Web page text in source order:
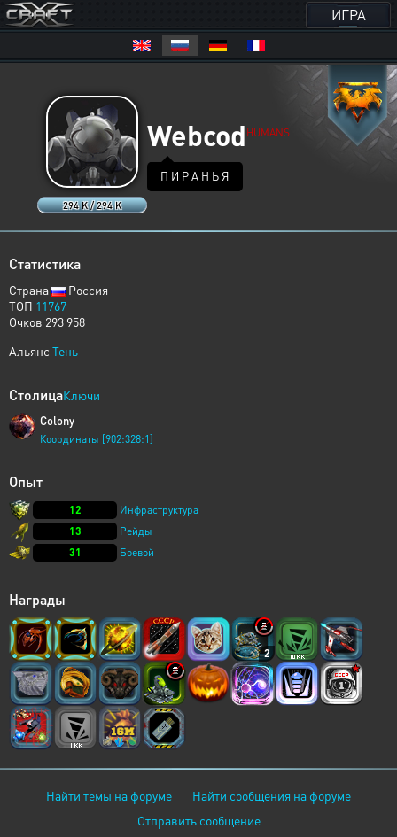
ИГРА
294 K / 294 K
Webcod HUMANS
П И Р А Н Ь Я
Статистика
Страна
Россия
ТОП 11767
Очков 293 958
Альянс Тень
СтолицаКлючи
Colony
Координаты [902:328:1]
Опыт
12
Инфраструктура
13
Рейды
31
Боевой
Награды
2
Найти темы на форуме
Найти сообщения на форуме
Отправить сообщение